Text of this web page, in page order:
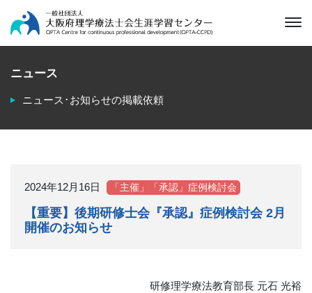
ニュース
ニュース･お知らせの掲載依頼
2024年12月16日 「主催」「承認」症例検討会
【重要】後期研修士会『承認』症例検討会 2月
開催のお知らせ
研修理学療法教育部長 元石 光裕